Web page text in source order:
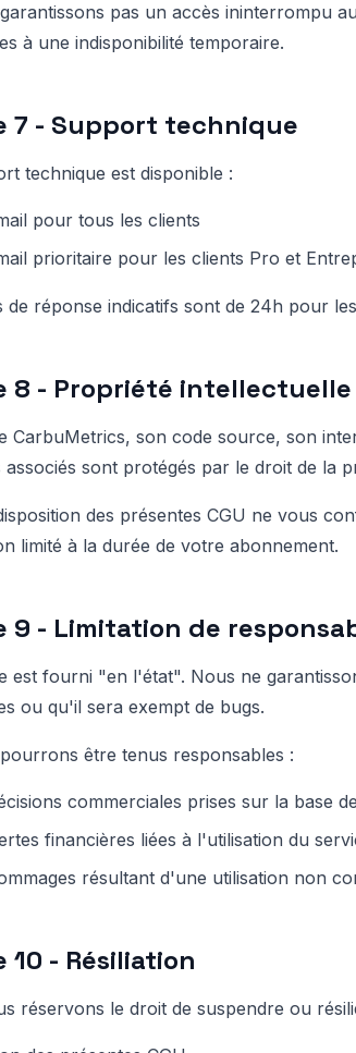
pas un accès ininterrompu
à une indisponibilité temporaire.
7 - Support technique
technique est disponible :
pour tous les clients
prioritaire pour les clients Pro et
de réponse indicatifs sont de 24h pour
8 - Propriété intellectuelle
CarbuMetrics, son code source, son
sont protégés par le droit de la
des présentes CGU ne vous
limité à la durée de votre abonnement.
9 - Limitation de
est fourni "en l'état". Nous ne
ou qu'il sera exempt de bugs.
être tenus responsables :
commerciales prises sur la base
financières liées à l'utilisation du
résultant d'une utilisation non
10 - Résiliation
réservons le droit de suspendre ou